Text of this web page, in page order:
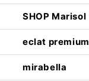
SHOP Marisol
eclat premium
mirabella